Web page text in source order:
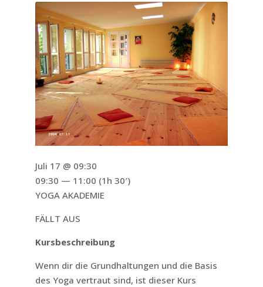
Kursbeschreibung
Wenn dir die Grundhaltungen und die Basis
des Yoga vertraut sind, ist dieser Kurs
Juli 17 @ 09:30
09:30 — 11:00 (1h 30′)
YOGA AKADEMIE
FÄLLT AUS